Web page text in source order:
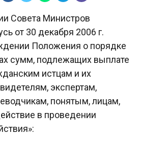
Совета Министров
от 30 декабря 2006 г.
Положения о порядке
сумм, подлежащих выплате
истцам и их
экспертам,
понятым, лицам,
в проведении